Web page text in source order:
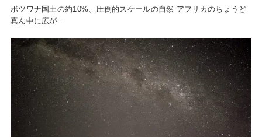
ボツワナ国土の約10%、圧倒的スケールの自然 アフリカのちょうど
真ん中に広が…